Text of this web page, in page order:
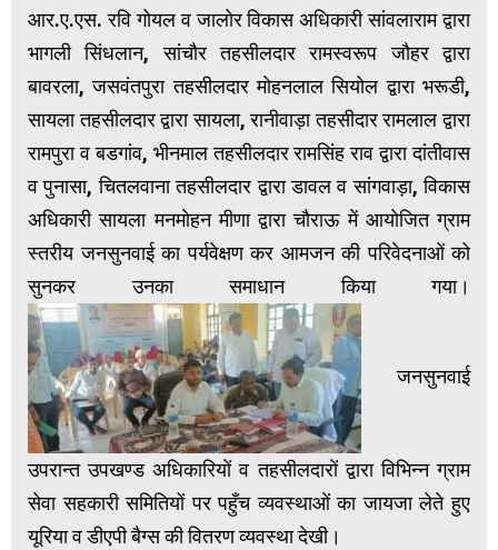
आर.ए.एस. रवि गोयल व जालोर विकास अधिकारी सांवलाराम द्वारा
भागली सिंधलान, सांचौर तहसीलदार रामस्वरूप जौहर द्वारा
बावरला, जसवंतपुरा तहसीलदार मोहनलाल सियोल द्वारा भरूडी,
सायला तहसीलदार द्वारा सायला, रानीवाड़ा तहसीदार रामलाल द्वारा
रामपुरा व बडगांव, भीनमाल तहसीलदार रामसिंह राव द्वारा दांतीवास
व पुनासा, चितलवाना तहसीलदार द्वारा डावल व सांगवाड़ा, विकास
अधिकारी सायला मनमोहन मीणा द्वारा चौराऊ में आयोजित ग्राम
स्तरीय जनसुनवाई का पर्यवेक्षण कर आमजन की परिवेदनाओं को
सुनकर उनका समाधान किया गया।
जनसुनवाई
उपरान्त उपखण्ड अधिकारियों व तहसीलदारों द्वारा विभिन्न ग्राम
सेवा सहकारी समितियों पर पहुँच व्यवस्थाओं का जायजा लेते हुए
यूरिया व डीएपी बैग्स की वितरण व्यवस्था देखी।